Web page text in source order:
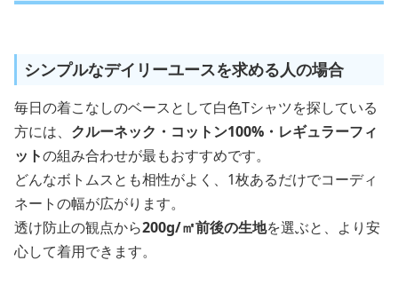
シンプルなデイリーユースを求める人の場合
毎日の着こなしのベースとして白色Tシャツを探している
方には、 クルーネック・コットン100%・レギュラーフィ
ットの組み合わせが最もおすすめです。
どんなボトムスとも相性がよく、1枚あるだけでコーディ
ネートの幅が広がります。
透け防止の観点から200g/㎡前後の生地を選ぶと、より安
心して着用できます。